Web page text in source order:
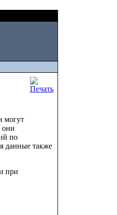
могут
они
по
данные также
при